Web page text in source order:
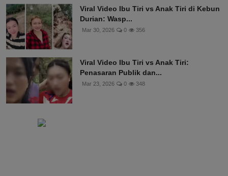
Viral Video Ibu Tiri vs Anak Tiri di Kebun
Durian: Wasp...
Mar 30, 2026 0 356
Viral Video Ibu Tiri vs Anak Tiri:
Penasaran Publik dan...
Mar 23, 2026 0 348